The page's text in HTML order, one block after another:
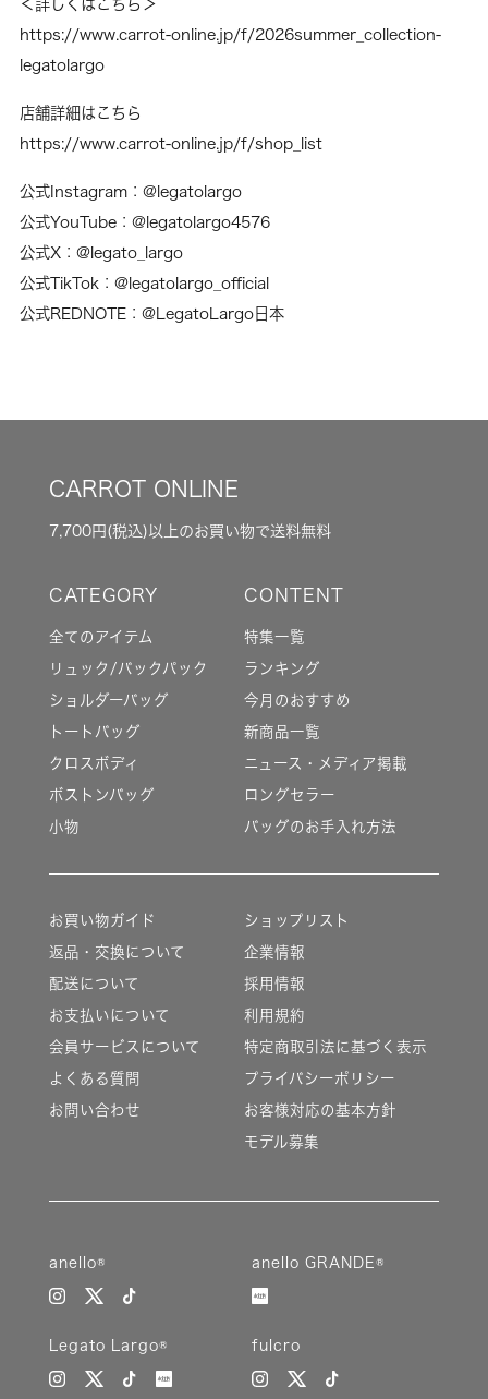
＜詳しくはこちら＞
https://www.carrot-online.jp/f/2026summer_collection-
legatolargo
店舗詳細はこちら
https://www.carrot-online.jp/f/shop_list
公式Instagram： @legatolargo
公式YouTube： @legatolargo4576
公式X： @legato_largo
公式TikTok： @legatolargo_official
公式REDNOTE： @LegatoLargo日本
CARROT ONLINE
7,700円(税込)以上のお買い物で送料無料
全てのアイテム
リュック/バックパック
ショルダーバッグ
トートバッグ
クロスボディ
ボストンバッグ
小物
特集一覧
ランキング
今月のおすすめ
新商品一覧
ニュース・メディア掲載
ロングセラー
バッグのお手入れ方法
お買い物ガイド
返品・交換について
配送について
お支払いについて
会員サービスについて
よくある質問
お問い合わせ
ショップリスト
企業情報
採用情報
利用規約
特定商取引法に基づく表示
プライバシーポリシー
お客様対応の基本方針
モデル募集
anello® anello GRANDE®
Legato Largo® fulcro